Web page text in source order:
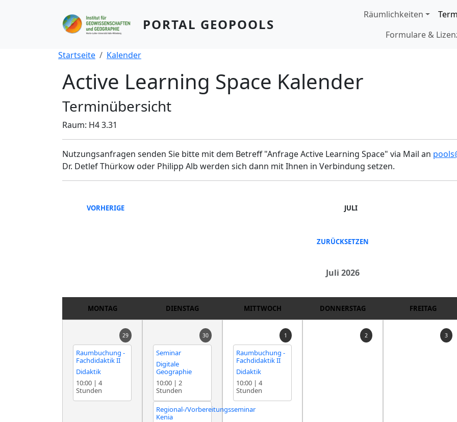
PORTAL GEOPOOLS
Hauptnavigation
Räumlichkeiten
Formulare &
Pfadnavigation
Startseite Kalender
Active Learning Space Kalender
Terminübersicht
Raum: H4 3.31
Nutzungsanfragen senden Sie bitte mit dem Betreff "Anfrage Active Learning Space" via Mail an
Dr. Detlef Thürkow oder Philipp Alb werden sich dann mit Ihnen in Verbindung setzen.
VORHERIGE JULI
ZURÜCKSETZEN
Juli 2026
MONTAG DIENSTAG MITTWOCH DONNERSTAG FREITAG
29
Raumbuchung -
Fachdidaktik II
Didaktik
10:00 | 4
Stunden
30
Seminar
Digitale
Geographie
10:00 |2
Stunden
Regional-/Vorbereitungsseminar
Kenia
1
Raumbuchung -
Fachdidaktik II
Didaktik
10:00 |4
Stunden
2 3